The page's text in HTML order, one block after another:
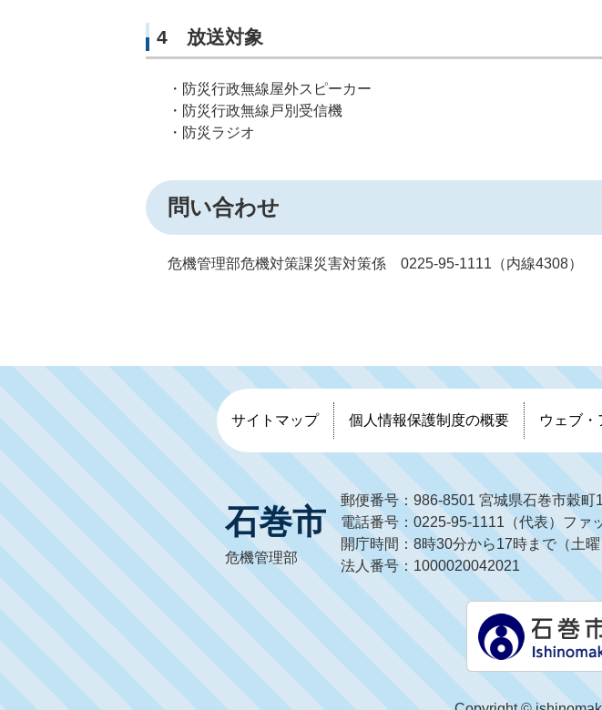
4 放送対象
・防災行政無線屋外スピーカー
・防災行政無線戸別受信機
・防災ラジオ
問い合わせ
危機管理部危機対策課災害対策係 0225-95-1111（内線4308）
サイトマップ 個人情報保護制度の概要 ウェブ・
石巻市
危機管理部
郵便番号：986-8501 宮城県石巻市穀町
電話番号：0225-95-1111（代表）ファ
開庁時間：8時30分から17時まで（土
法人番号：1000020042021